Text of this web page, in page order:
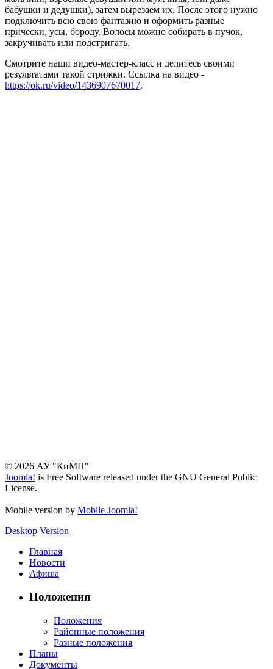
бабушки и дедушки), затем вырезаем их. После этого нужно
подключить всю свою фантазию и оформить разные
причёски, усы, бороду. Волосы можно собирать в пучок,
закручивать или подстригать.
Смотрите наши видео-мастер-класс и делитесь своими
результатами такой стрижки. Ссылка на видео -
https://ok.ru/video/1436907670017.
© 2026 АУ "КиМП"
Joomla! is Free Software released under the GNU General Public
License.
Mobile version by Mobile Joomla!
Desktop Version
Главная
Новости
Афиша
Положения
Положения
Районные положения
Разные положения
Планы
Документы